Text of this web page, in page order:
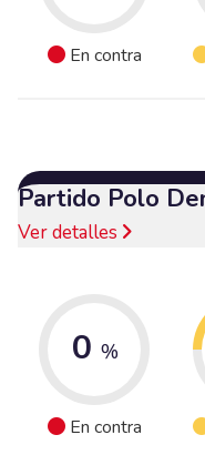
En contra
Partido Polo
Ver detalles
0 %
En contra